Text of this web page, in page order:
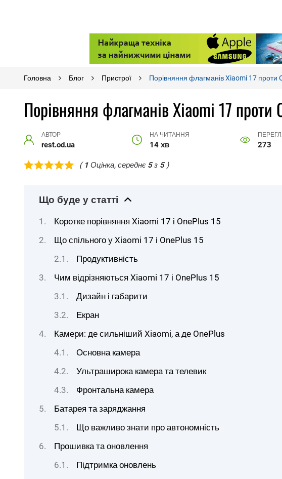
Головна Блог Пристрої Порівняння флагманів Xiaomi 17
Порівняння флагманів Xiaomi 17
АВТОР
rest.od.ua
НА ЧИТАННЯ
14 хв 273
( 1 Оцінка, середнє 5з 5)
Що буде у статті
Коротке порівняння Xiaomi 17 і OnePlus 15
Що спільного у Xiaomi 17 і OnePlus 15
Продуктивність
Чим відрізняються Xiaomi 17 і OnePlus 15
Дизайн і габарити
Екран
Камери: де сильніший Xiaomi, а де OnePlus
Основна камера
Ультраширока камера та телевик
Фронтальна камера
Батарея та заряджання
Що важливо знати про автономність
Прошивка та оновлення
Підтримка оновлень